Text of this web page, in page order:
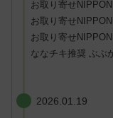
お取り寄せ
お取り寄せ
お取り寄せ
ななチキ推奨 ぶぶ
2026.01.19